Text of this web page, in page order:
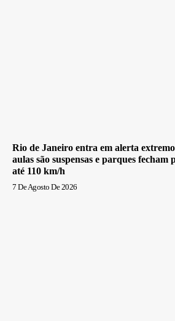
Rio de Janeiro entra em alerta
aulas são suspensas e parques fecham
até 110 km/h
7 De Agosto De 2026